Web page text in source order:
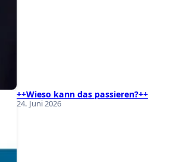
++Wieso kann das passieren?++
24. Juni 2026